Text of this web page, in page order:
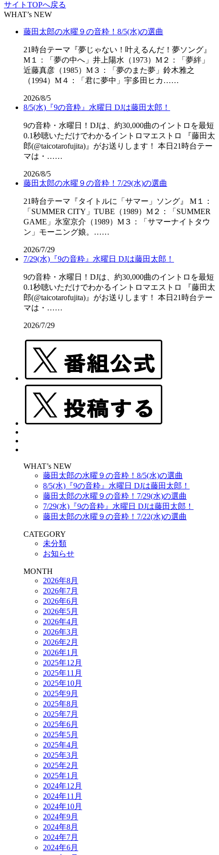
サイトTOPへ戻る
WHAT’s NEW
藤田太郎の水曜９の音粋！8/5(水)の選曲
21時台テーマ『夢じゃない！叶えるんだ！夢ソング』
M１：「夢の中へ」井上陽水（1973）M２：「夢絆」
近藤真彦（1985）M３：「夢のまた夢」鈴木雅之
（1994）M４：「君に夢中」宇多田ヒカ……
2026/8/5
8/5(水)『9の音粋』水曜日 DJは藤田太郎！
9の音粋・水曜日！DJは、約30,000曲のイントロを最短
0.1秒聴いただけでわかるイントロマエストロ 『藤田太
郎(@taicotarofujita)』がお送りします！ 本日21時台テー
マは・……
2026/8/5
藤田太郎の水曜９の音粋！7/29(水)の選曲
21時台テーマ『タイトルに「サマー」ソング』 M１：
「SUMMER CITY」TUBE（1989）M２：「SUMMER
GAME」氷室京介（1989）M３：「サマーナイトタウ
ン」モーニング娘。……
2026/7/29
7/29(水)『9の音粋』水曜日 DJは藤田太郎！
9の音粋・水曜日！DJは、約30,000曲のイントロを最短
0.1秒聴いただけでわかるイントロマエストロ 『藤田太
郎(@taicotarofujita)』がお送りします！ 本日21時台テー
マは・……
2026/7/29
WHAT’s NEW
藤田太郎の水曜９の音粋！8/5(水)の選曲
8/5(水)『9の音粋』水曜日 DJは藤田太郎！
藤田太郎の水曜９の音粋！7/29(水)の選曲
7/29(水)『9の音粋』水曜日 DJは藤田太郎！
藤田太郎の水曜９の音粋！7/22(水)の選曲
CATEGORY
未分類
お知らせ
MONTH
2026年8月
2026年7月
2026年6月
2026年5月
2026年4月
2026年3月
2026年2月
2026年1月
2025年12月
2025年11月
2025年10月
2025年9月
2025年8月
2025年7月
2025年6月
2025年5月
2025年4月
2025年3月
2025年2月
2025年1月
2024年12月
2024年11月
2024年10月
2024年9月
2024年8月
2024年7月
2024年6月